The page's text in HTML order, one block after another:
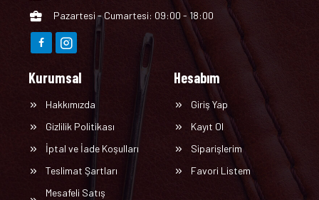
Pazartesi - Cumartesi: 09:00 - 18:00
Kurumsal
Hakkımızda
Gizlilik Politikası
İptal ve İade Koşulları
Teslimat Şartları
Mesafeli Satış
Hesabım
Giriş Yap
Kayıt Ol
Siparişlerim
Favori Listem